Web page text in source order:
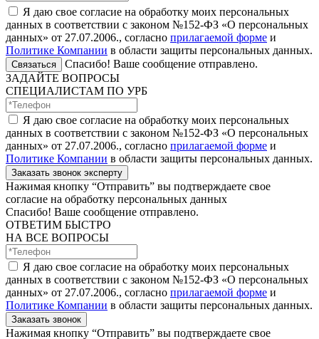
Я даю свое согласие на обработку моих персональных
данных в соответствии с законом №152-ФЗ «О персональных
данных» от 27.07.2006., согласно прилагаемой форме и
Политике Компании в области защиты персональных данных.
Связаться
Спасибо! Ваше сообщение отправлено.
ЗАДАЙТЕ ВОПРОСЫ
СПЕЦИАЛИСТАМ ПО УРБ
Я даю свое согласие на обработку моих персональных
данных в соответствии с законом №152-ФЗ «О персональных
данных» от 27.07.2006., согласно прилагаемой форме и
Политике Компании в области защиты персональных данных.
Заказать звонок эксперту
Нажимая кнопку “Отправить” вы подтверждаете свое
согласие на обработку персональных данных
Спасибо! Ваше сообщение отправлено.
ОТВЕТИМ БЫСТРО
НА ВСЕ ВОПРОСЫ
Я даю свое согласие на обработку моих персональных
данных в соответствии с законом №152-ФЗ «О персональных
данных» от 27.07.2006., согласно прилагаемой форме и
Политике Компании в области защиты персональных данных.
Заказать звонок
Нажимая кнопку “Отправить” вы подтверждаете свое